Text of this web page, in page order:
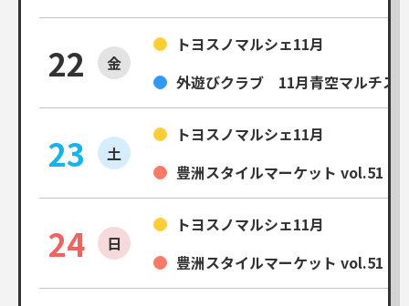
22 金
トヨスノマルシェ11月
外遊びクラブ 11月青空マルチス
23 土
トヨスノマルシェ11月
豊洲スタイルマーケット vol.51
24 日
トヨスノマルシェ11月
豊洲スタイルマーケット vol.51